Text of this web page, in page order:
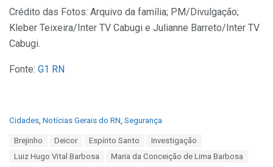
Crédito das Fotos: Arquivo da família; PM/Divulgação;
Kleber Teixeira/Inter TV Cabugi e Julianne Barreto/Inter TV
Cabugi.
Fonte: G1 RN
C
Cidades Notícias Gerais do RN Segurança
Brejinho Deicor Espírito Santo
Investigação
Luiz Hugo Vital Barbosa
Maria da Conceição de Lima Barbosa